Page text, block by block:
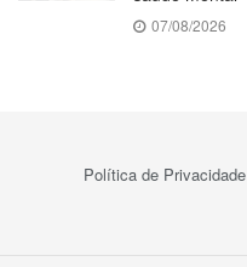
07/08/2026
Política de Privacidade